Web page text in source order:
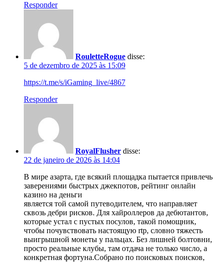
Responder
RouletteRogue disse:
5 de dezembro de 2025 às 15:09
https://t.me/s/iGaming_live/4867
Responder
RoyalFlusher disse:
22 de janeiro de 2026 às 14:04
В мире азарта, где всякий площадка пытается привлечь
заверениями быстрых джекпотов, рейтинг онлайн
казино на деньги
является той самой путеводителем, что направляет
сквозь дебри рисков. Для хайроллеров да дебютантов,
которые устал с пустых посулов, такой помощник,
чтобы почувствовать настоящую rtp, словно тяжесть
выигрышной монеты у пальцах. Без лишней болтовни,
просто реальные клубы, там отдача не только число, а
конкретная фортуна.Собрано по поисковых поисков,